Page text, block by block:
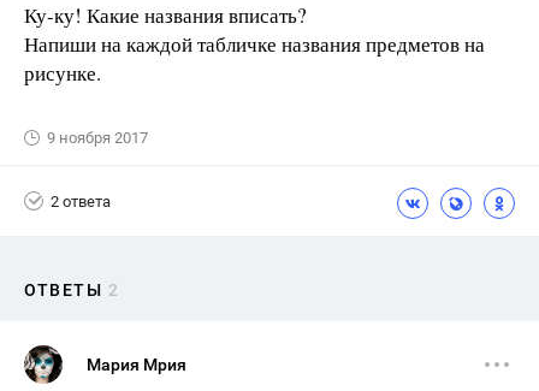
Ку-ку! Какие названия вписать?
Напиши на каждой табличке названия предметов на
рисунке.
9 ноября 2017
2 ответа
ОТВЕТЫ 2
Мария Мрия